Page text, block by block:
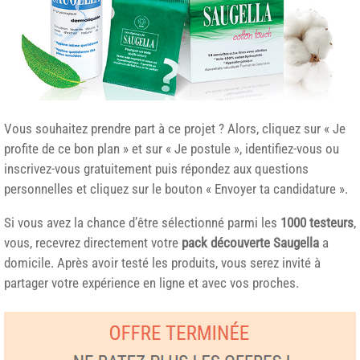
Vous souhaitez prendre part à ce projet ? Alors, cliquez sur « Je
profite de ce bon plan » et sur « Je postule », identifiez-vous ou
inscrivez-vous gratuitement puis répondez aux questions
personnelles et cliquez sur le bouton « Envoyer ta candidature ».
Si vous avez la chance d’être sélectionné parmi les 1000 testeurs,
vous, recevrez directement votre pack découverte Saugella a
domicile. Après avoir testé les produits, vous serez invité à
partager votre expérience en ligne et avec vos proches.